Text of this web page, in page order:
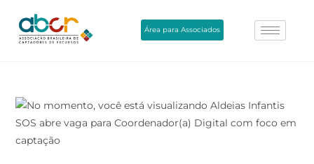
Área para Associados